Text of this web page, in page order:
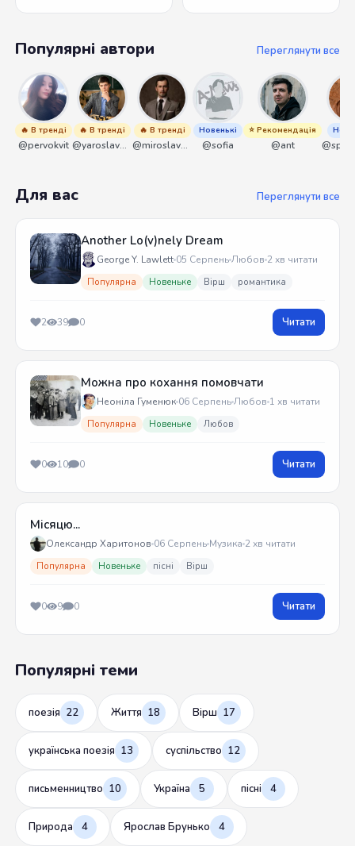
Популярні автори Переглянути все
🔥 В тренді
@pervokvit
🔥 В тренді
@yaroslavbrunko
🔥 В тренді
@miroslavmaniyk
Новенькі
@sofia
⭐ Рекомендація
@ant
Для вас Переглянути все
Another Lo(v)nely Dream
George Y. Lawlett 05 СерпеньЛюбов 2 хв читати
Популярна Новеньке Вірш романтика
2 39 0 Читати
Можна про кохання помовчати
Неоніла Гуменюк 06 СерпеньЛюбов 1 хв читати
Популярна Новеньке Любов
0 10 0 Читати
Місяцю...
Олександр Харитонов 06 Серпень Музика 2 хв читати
Популярна Новеньке пісні Вірш
0 9 0 Читати
Популярні теми
поезія 22 Життя 18 Вірш 17
українська поезія 13 суспільство 12
письменництво 10 Україна 5 пісні 4
Природа 4 Ярослав Брунько 4